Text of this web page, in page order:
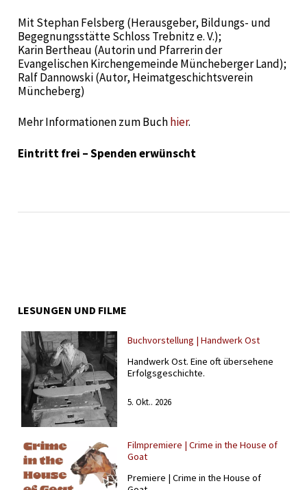
Mit Stephan Felsberg (Herausgeber, Bildungs- und
Begegnungsstätte Schloss Trebnitz e. V.);
Karin Bertheau (Autorin und Pfarrerin der
Evangelischen Kirchengemeinde Müncheberger Land);
Ralf Dannowski (Autor, Heimatgeschichtsverein
Müncheberg)
Mehr Informationen zum Buchhier.
Eintritt frei – Spenden erwünscht
LESUNGEN UND FILME
Buchvorstellung | Handwerk Ost
Handwerk Ost. Eine oft übersehene
Erfolgsgeschichte.
5. Okt.. 2026
Filmpremiere | Crime in the House of
Goat
Premiere | Crime in the House of